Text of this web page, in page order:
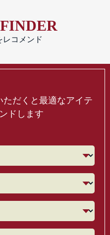
レコメンド
だくと最適なアイテ
ドします